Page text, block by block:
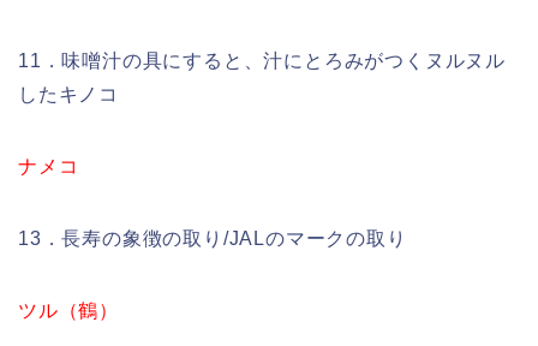
11．味噌汁の具にすると、汁にとろみがつくヌルヌル
したキノコ
ナメコ
13．長寿の象徴の取り/JALのマークの取り
ツル（鶴）